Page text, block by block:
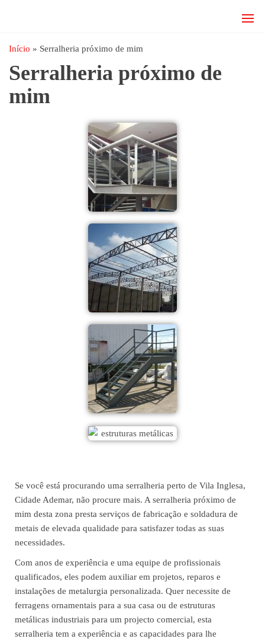
Estruturas
e
Serralheria
coberturas
mezanino
telhado
Início » Serralheria próximo de mim
Serralheria próximo de
mim
Se você está procurando uma serralheria perto de Vila Inglesa,
Cidade Ademar, não procure mais. A serralheria próximo de
mim desta zona presta serviços de fabricação e soldadura de
metais de elevada qualidade para satisfazer todas as suas
necessidades.
Com anos de experiência e uma equipe de profissionais
qualificados, eles podem auxiliar em projetos, reparos e
instalações de metalurgia personalizada. Quer necessite de
ferragens ornamentais para a sua casa ou de estruturas
metálicas industriais para um projecto comercial, esta
serralheria tem a experiência e as capacidades para lhe